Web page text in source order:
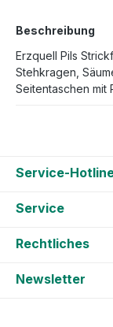
Beschreibung
Erzquell Pils
Stehkragen,
Seitentaschen mit
Service-
Service
Rechtliches
Newsletter